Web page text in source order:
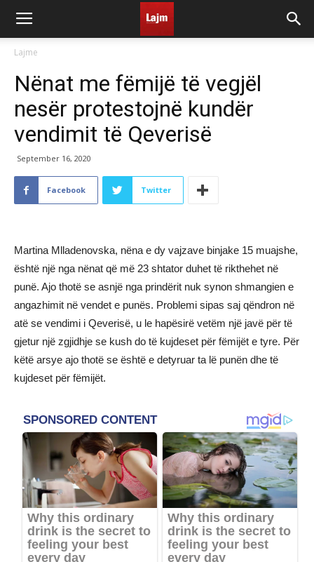
Lajme
Nënat me fëmijë të vegjël
nesër protestojnë kundër
vendimit të Qeverisë
September 16, 2020
Facebook Twitter
Martina Mlladenovska, nëna e dy vajzave binjake 15 muajshe,
është një nga nënat që më 23 shtator duhet të rikthehet në
punë. Ajo thotë se asnjë nga prindërit nuk synon shmangien e
angazhimit në vendet e punës. Problemi sipas saj qëndron në
atë se vendimi i Qeverisë, u le hapësirë vetëm një javë për të
gjetur një zgjidhje se kush do të kujdeset për fëmijët e tyre. Për
këtë arsye ajo thotë se është e detyruar ta lë punën dhe të
kujdeset për fëmijët.